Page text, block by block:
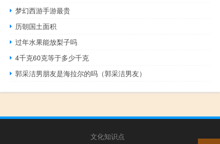
梦幻西游手游最贵
历朝国土面积
过年水果能放梨子吗
4千克60克等于多少千克
郭采洁男朋友是海拉尔的吗（郭采洁男友）
文化知识点